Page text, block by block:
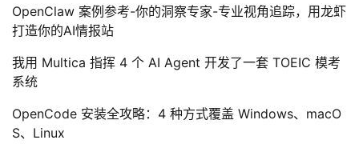
OpenClaw 案例参考-你的洞察专家-专业视角追踪，用龙虾
打造你的AI情报站
我用 Multica 指挥 4 个 AI Agent 开发了一套 TOEIC 模考
系统
OpenCode 安装全攻略：4 种方式覆盖 Windows、macO
S、Linux